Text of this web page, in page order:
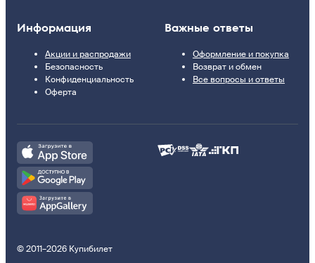
Информация
Акции и распродажи
Безопасность
Конфиденциальность
Оферта
Важные ответы
Оформление и покупка
Возврат и обмен
Все вопросы и ответы
© 2011–2026 Купибилет